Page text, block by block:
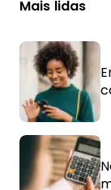
Mais lidas